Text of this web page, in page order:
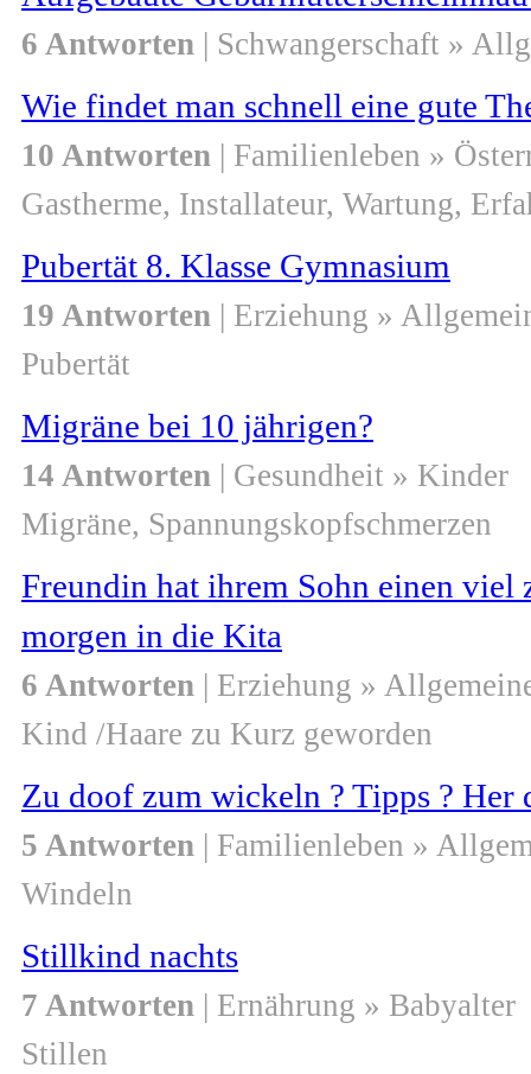
6 Antworten | Schwangerschaft »
Wie findet man schnell eine gute
10 Antworten | Familienleben »
Gastherme, Installateur, Wartung,
Pubertät 8. Klasse Gymnasium
19 Antworten | Erziehung »
Pubertät
Migräne bei 10 jährigen?
14 Antworten | Gesundheit » Kinder
Migräne, Spannungskopfschmerzen
Freundin hat ihrem Sohn einen viel
morgen in die Kita
6 Antworten | Erziehung »
Kind /Haare zu Kurz geworden
Zu doof zum wickeln ? Tipps ? Her
5 Antworten | Familienleben »
Windeln
Stillkind nachts
7 Antworten | Ernährung » Babyalter
Stillen